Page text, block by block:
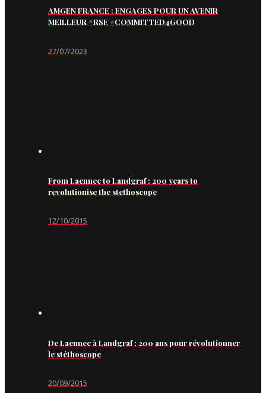
AMGEN FRANCE : ENGAGES POUR UN AVENIR
MEILLEUR #RSE #COMMITTED4GOOD
27/07/2023
From Laennec to Landgraf : 200 years to
revolutionise the stethoscope
12/10/2015
De Laennec à Landgraf : 200 ans pour révolutionner
le stéthoscope
20/09/2015